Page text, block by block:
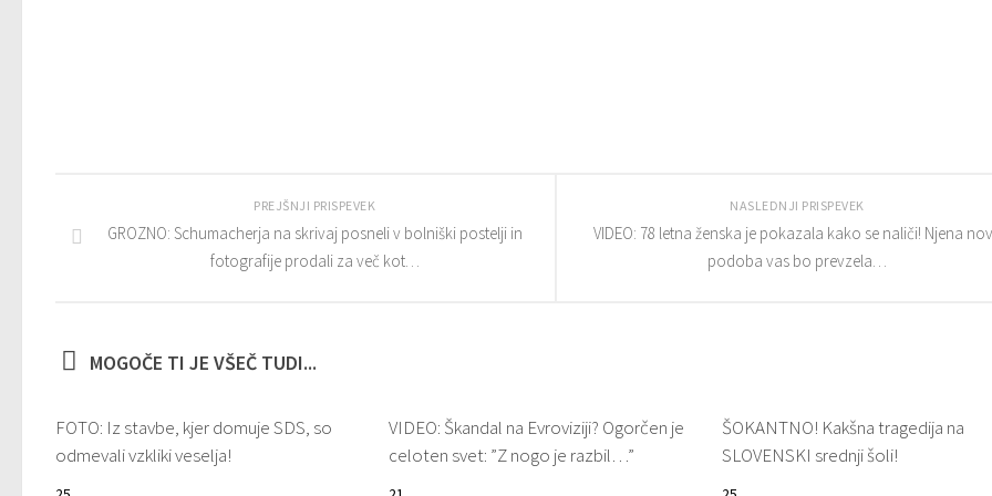
NASLEDNJI PRISPEVEK
VIDEO: 78 letna ženska je pokazala kako se naliči! Njena
podoba vas bo prevzela…
PREJŠNJI PRISPEVEK
GROZNO: Schumacherja na skrivaj posneli v bolniški postelji in
fotografije prodali za več kot…
MOGOČE TI JE VŠEČ TUDI...
FOTO: Iz stavbe, kjer domuje SDS, so
odmevali vzkliki veselja!
VIDEO: Škandal na Evroviziji? Ogorčen je
celoten svet: ”Z nogo je razbil…”
ŠOKANTNO! Kakšna tragedija na
SLOVENSKI srednji šoli!